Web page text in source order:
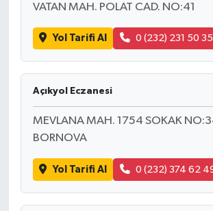
VATAN MAH. POLAT CAD. NO:41
Yol Tarifi Al 0 (232) 231 50 35
Açıkyol Eczanesi
MEVLANA MAH. 1754 SOKAK
BORNOVA
Yol Tarifi Al 0 (232) 374 62